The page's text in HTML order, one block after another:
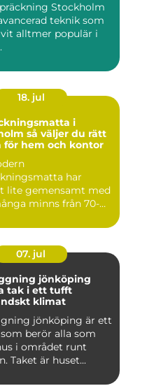
Stockholm
teknik som
alltmer populär i
18. jul
i
du rätt
för hem och kontor
har
lite gemensamt med
minns från 70-
07. jul
jönköping
tak i ett tufft
klimat
jönköping är ett
berör alla som
i området runt
Taket är huset...